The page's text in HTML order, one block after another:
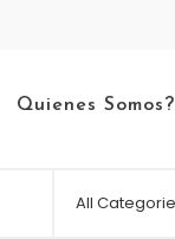
Quienes Somos?